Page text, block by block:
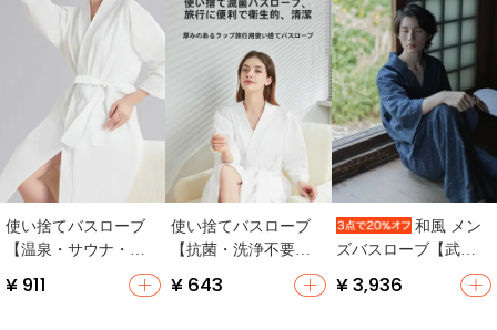
使い捨てバスローブ
【温泉・サウナ・旅
行用・吸水性・個包
装】
¥ 911
使い捨てバスローブ
【抗菌・洗浄不要・
男女兼用・大きめサ
イズ】（セットアッ
¥ 643
和風 メン
ズバスローブ【武士
デザイン・浴衣スタ
イル・伝統的】
¥ 3,936